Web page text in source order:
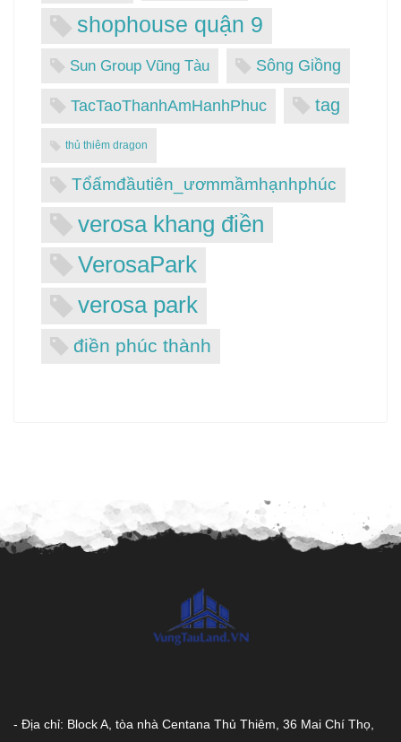
shophouse quận 9
Sun Group Vũng Tàu Sông Giồng
TacTaoThanhAmHanhPhuc tag
thủ thiêm dragon
Tổấmđầutiên_ươmmầmhạnhphúc
verosa khang điền
VerosaPark
verosa park
điền phúc thành
- Địa chỉ: Block A, tòa nhà Centana Thủ Thiêm, 36 Mai Chí Thọ,